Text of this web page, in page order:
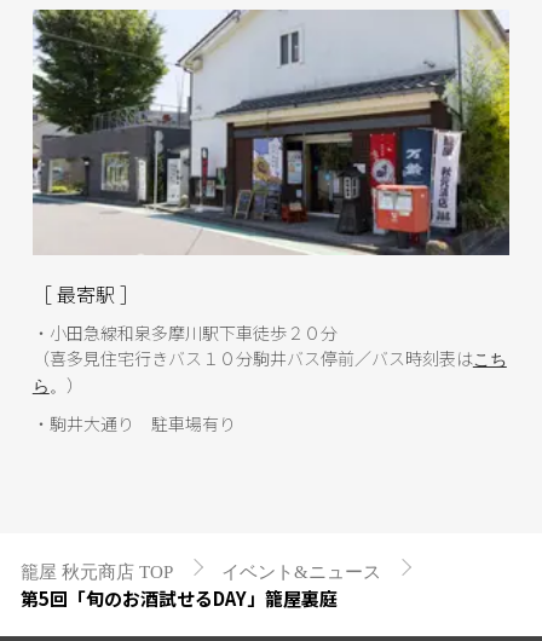
［ 最寄駅 ］
・小田急線和泉多摩川駅下車徒歩２０分
（喜多見住宅行きバス１０分駒井バス停前／バス時刻表はこち
ら 。 ）
・駒井大通り 駐車場有り
籠屋 秋元商店 TOP イベント&ニュース
第5回「旬のお酒試せるDAY」籠屋裏庭